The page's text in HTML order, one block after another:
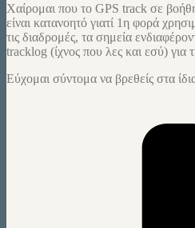
Χαίρομαι που το GPS track σε
είναι κατανοητό γιατί 1η φορά
τις διαδρομές, τα σημεία
tracklog (ίχνος που λες και εσύ) για
Εύχομαι σύντομα να βρεθείς στα